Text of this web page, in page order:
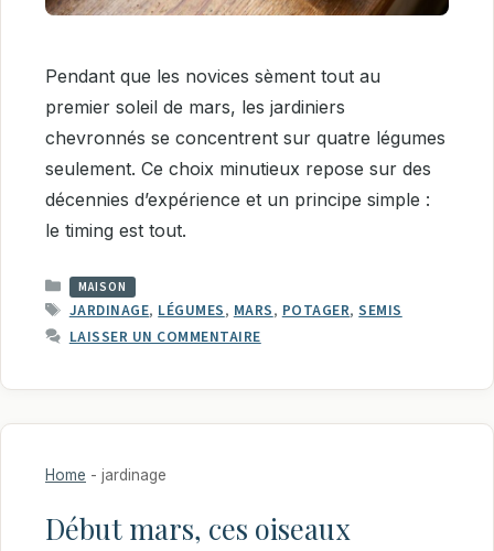
Pendant que les novices sèment tout au
premier soleil de mars, les jardiniers
chevronnés se concentrent sur quatre légumes
seulement. Ce choix minutieux repose sur des
décennies d’expérience et un principe simple :
le timing est tout.
CATÉGORIES
MAISON
ÉTIQUETTES
JARDINAGE, LÉGUMES, MARS, POTAGER,SEMIS
LAISSER UN COMMENTAIRE
Home - jardinage
Début mars, ces oiseaux